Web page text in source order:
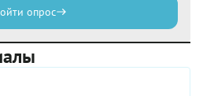
опрос